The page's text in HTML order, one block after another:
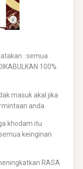
: semua
100%
masuk akal jika
anda
khodam itu
keinginan
RASA